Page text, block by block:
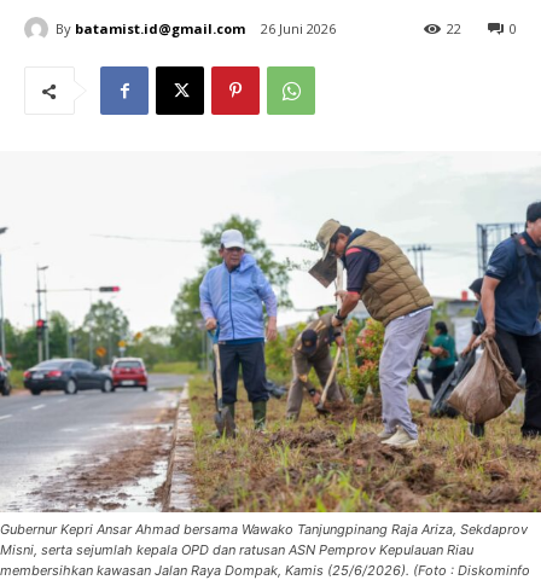
By batamist.id@gmail.com 26 Juni 2026 0
22
Gubernur Kepri Ansar Ahmad bersama Wawako Tanjungpinang Raja Ariza, Sekdaprov
Misni, serta sejumlah kepala OPD dan ratusan ASN Pemprov Kepulauan Riau
membersihkan kawasan Jalan Raya Dompak, Kamis (25/6/2026). (Foto : Diskominfo